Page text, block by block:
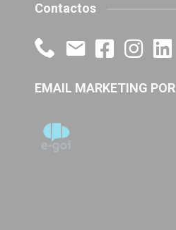
Contactos
EMAIL MARKETING POR